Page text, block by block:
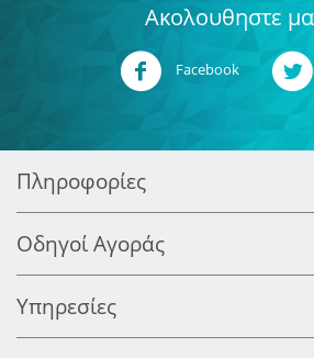
Ακολουθηστε
Facebook
Πληροφορίες
Οδηγοί Αγοράς
Υπηρεσίες